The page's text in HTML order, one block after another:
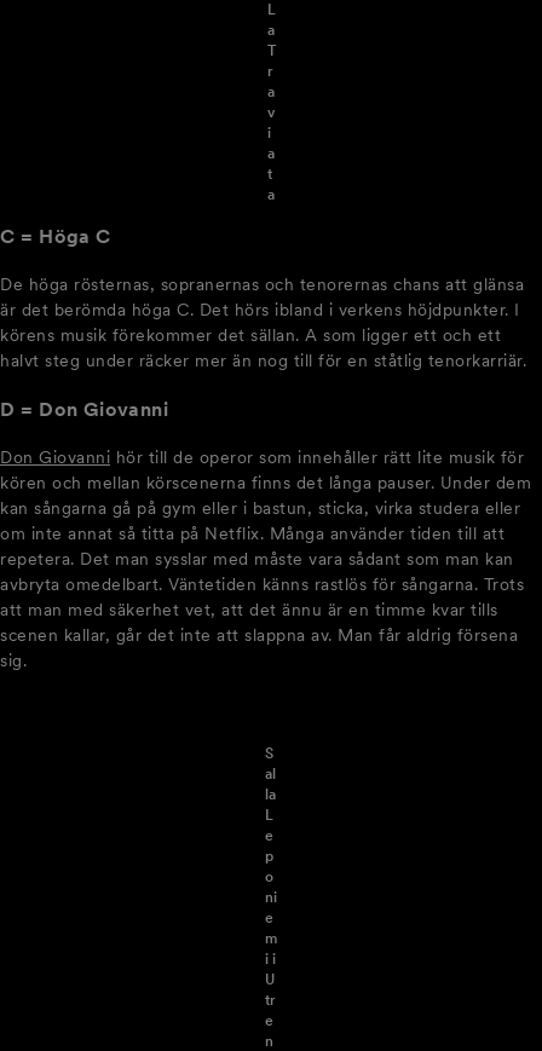
L
a
T
r
a
v
i
a
t
a
C = Höga C
De höga rösternas, sopranernas och tenorernas chans att glänsa
är det berömda höga C. Det hörs ibland i verkens höjdpunkter. I
körens musik förekommer det sällan. A som ligger ett och ett
halvt steg under räcker mer än nog till för en ståtlig tenorkarriär.
D = Don Giovanni
Don Giovanni hör till de operor som innehåller rätt lite musik för
kören och mellan körscenerna finns det långa pauser. Under dem
kan sångarna gå på gym eller i bastun, sticka, virka studera eller
om inte annat så titta på Netflix. Många använder tiden till att
repetera. Det man sysslar med måste vara sådant som man kan
avbryta omedelbart. Väntetiden känns rastlös för sångarna. Trots
att man med säkerhet vet, att det ännu är en timme kvar tills
scenen kallar, går det inte att slappna av. Man får aldrig försena
sig.
S
al
la
L
e
p
o
ni
e
m
i i
U
tr
e
n